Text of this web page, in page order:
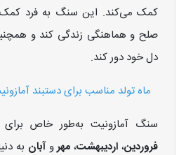
کمک می‌کند. این سنگ به فرد کمک
صلح و هماهنگی زندگی کند و
دل خود دور کند.
ماه تولد مناسب برای دستبند
سنگ آمازونیت به‌طور خاص
فروردین، اردیبهشت، مهروآبان به